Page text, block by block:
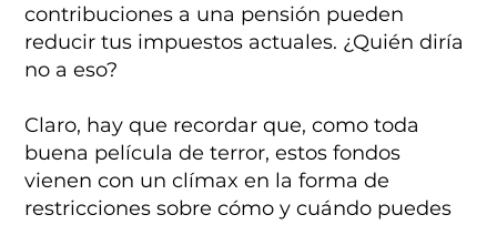
contribuciones a una pensión pueden
reducir tus impuestos actuales. ¿Quién diría
no a eso?
Claro, hay que recordar que, como toda
buena película de terror, estos fondos
vienen con un clímax en la forma de
restricciones sobre cómo y cuándo puedes